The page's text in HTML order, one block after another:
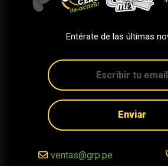
Entérate de las últimas
Enviar
ventas@grp.pe